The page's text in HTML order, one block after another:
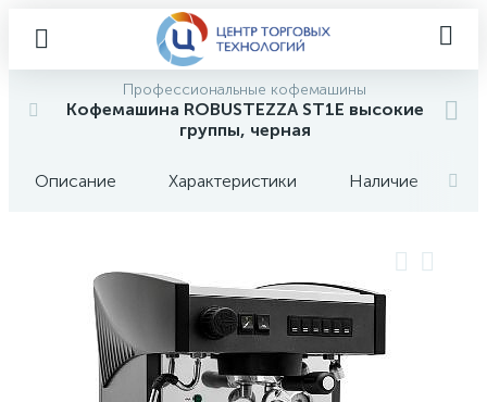
Профессиональные кофемашины
Кофемашина ROBUSTEZZA ST1E высокие
группы, черная
Описание Характеристики Наличие